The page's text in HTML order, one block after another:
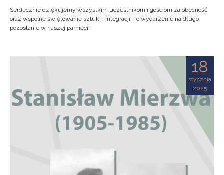
Serdecznie dziękujemy wszystkim uczestnikom i gościom za obecność
oraz wspólne świętowanie sztuki i integracji. To wydarzenie na długo
pozostanie w naszej pamięci!
18
stycznia
2025